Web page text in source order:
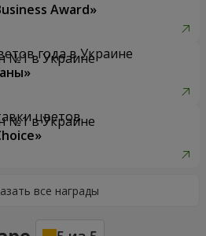
Award»
года в Украине
цветов